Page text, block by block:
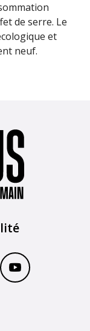
de serre. Le
et
neuf.